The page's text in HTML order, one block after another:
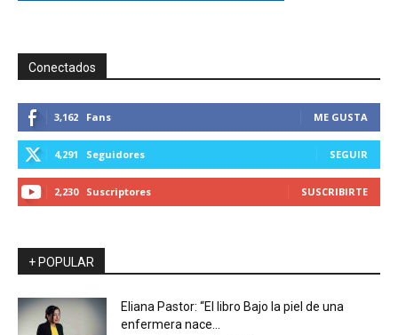
Conectados
3,162 Fans ME GUSTA
4,291 Seguidores SEGUIR
2,230 Suscriptores SUSCRIBIRTE
+ POPULAR
Eliana Pastor: “El libro Bajo la piel de una
enfermera nace...